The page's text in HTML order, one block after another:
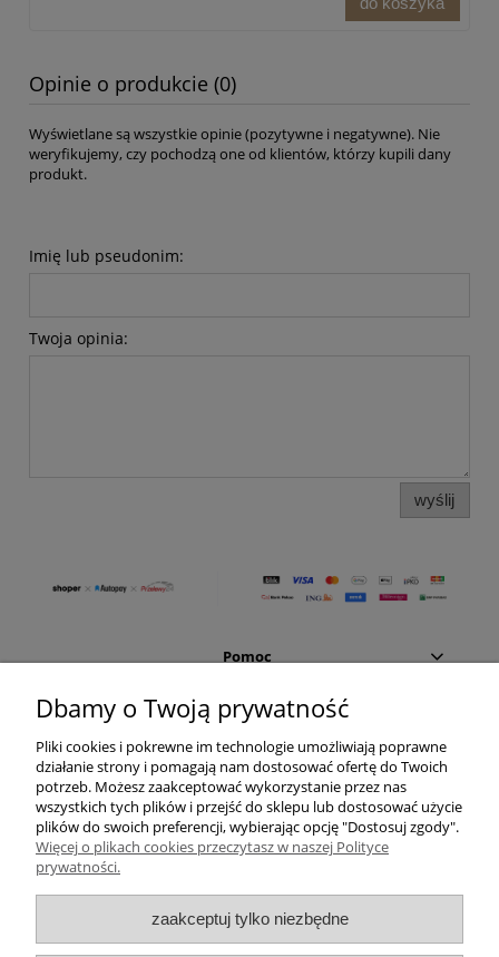
Opinie o produkcie (0)
Wyświetlane są wszystkie opinie (pozytywne i negatywne). Nie
weryfikujemy, czy pochodzą one od klientów, którzy kupili dany
produkt.
Imię lub pseudonim:
Twoja opinia:
wyślij
Pomoc
Moje konto
Płatności i dostawa
Informacje
Vincent Garage
Dbamy o Twoją prywatność
Pliki cookies i pokrewne im technologie umożliwiają poprawne
działanie strony i pomagają nam dostosować ofertę do Twoich
potrzeb. Możesz zaakceptować wykorzystanie przez nas
wszystkich tych plików i przejść do sklepu lub dostosować użycie
plików do swoich preferencji, wybierając opcję "Dostosuj zgody".
Więcej o plikach cookies przeczytasz w naszej Polityce
prywatności.
zaakceptuj tylko niezbędne